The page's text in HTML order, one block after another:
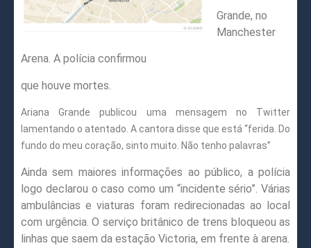
Grande, no
Manchester
Arena. A polícia confirmou
que houve mortes.
Ariana Grande publicou uma mensagem no Twitter
lamentando o atentado. A cantora disse que está “ferida. Do
fundo do meu coração, sinto muito. Não tenho palavras”
Ainda sem maiores informações ao público, a polícia
logo declarou o caso como um “incidente sério”. Várias
ambulâncias e viaturas foram redirecionadas ao local
com urgência. O serviço britânico de trens bloqueou as
linhas que saem da estação Victoria, em frente à arena.